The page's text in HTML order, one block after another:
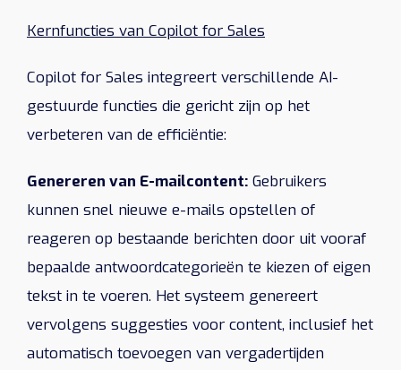
Kernfuncties van Copilot for Sales
Copilot for Sales integreert verschillende AI-
gestuurde functies die gericht zijn op het
verbeteren van de efficiëntie:
Genereren van E-mailcontent: Gebruikers
kunnen snel nieuwe e-mails opstellen of
reageren op bestaande berichten door uit vooraf
bepaalde antwoordcategorieën te kiezen of eigen
tekst in te voeren. Het systeem genereert
vervolgens suggesties voor content, inclusief het
automatisch toevoegen van vergadertijden